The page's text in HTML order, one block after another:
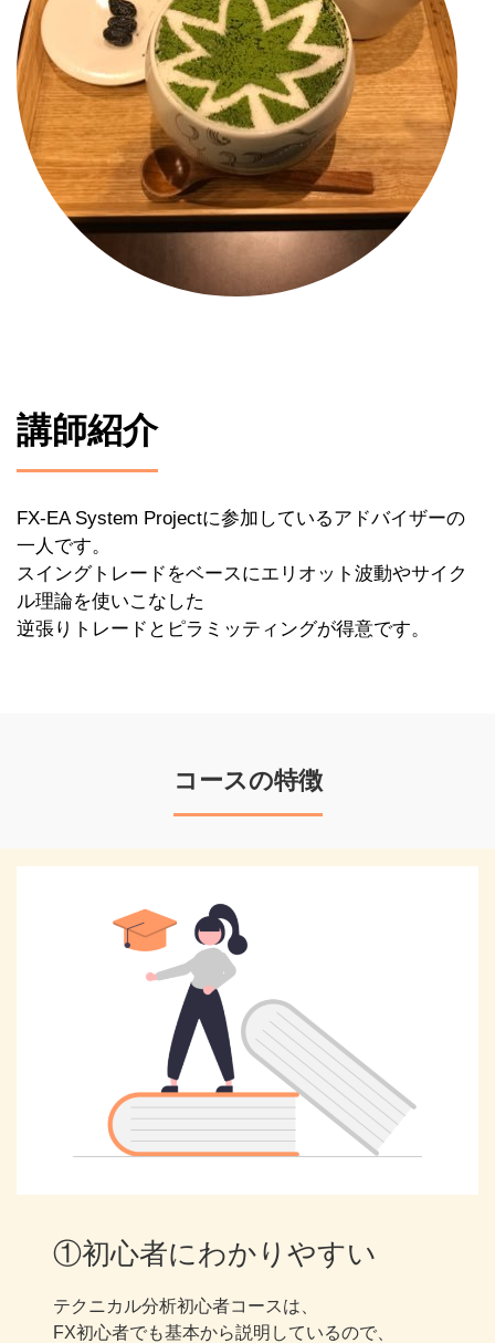
講師紹介
FX-EA System Projectに参加しているアドバイザーの
一人です。
スイングトレードをベースにエリオット波動やサイク
ル理論を使いこなした
逆張りトレードとピラミッティングが得意です。
コースの特徴
①初心者にわかりやすい
テクニカル分析初心者コースは、
FX初心者でも基本から説明しているので、